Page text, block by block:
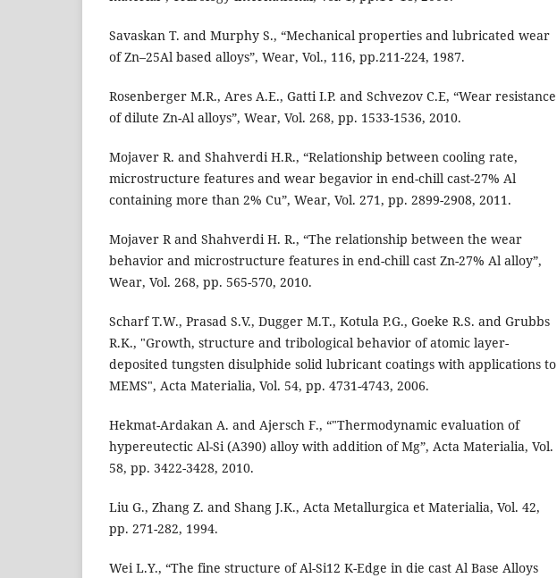
Savaskan T. and Murphy S., “Mechanical properties and lubricated wear
of Zn–25Al based alloys”, Wear, Vol., 116, pp.211-224, 1987.
Rosenberger M.R., Ares A.E., Gatti I.P. and Schvezov C.E, “Wear resistance
of dilute Zn-Al alloys”, Wear, Vol. 268, pp. 1533-1536, 2010.
Mojaver R. and Shahverdi H.R., “Relationship between cooling rate,
microstructure features and wear begavior in end-chill cast-27% Al
containing more than 2% Cu”, Wear, Vol. 271, pp. 2899-2908, 2011.
Mojaver R and Shahverdi H. R., “The relationship between the wear
behavior and microstructure features in end-chill cast Zn-27% Al alloy”,
Wear, Vol. 268, pp. 565-570, 2010.
Scharf T.W., Prasad S.V., Dugger M.T., Kotula P.G., Goeke R.S. and Grubbs
R.K., "Growth, structure and tribological behavior of atomic layer-
deposited tungsten disulphide solid lubricant coatings with applications to
MEMS", Acta Materialia, Vol. 54, pp. 4731-4743, 2006.
Hekmat-Ardakan A. and Ajersch F., “"Thermodynamic evaluation of
hypereutectic Al-Si (A390) alloy with addition of Mg”, Acta Materialia, Vol.
58, pp. 3422-3428, 2010.
Liu G., Zhang Z. and Shang J.K., Acta Metallurgica et Materialia, Vol. 42,
pp. 271-282, 1994.
Wei L.Y., “The fine structure of Al-Si12 K-Edge in die cast Al Base Alloys